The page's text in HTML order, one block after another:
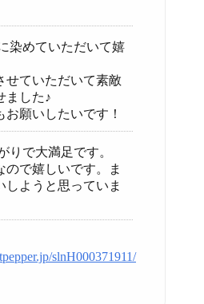
染めていただいて嬉
せていただいて素敵
ました♪
願いしたいです！
りで大満足です。
ので嬉しいです。ま
しようと思っていま
slnH000371911/